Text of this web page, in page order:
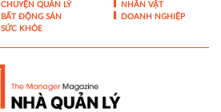
CHUYỆN QUẢN LÝ
NHÂN VẬT
BẤT ĐỘNG SẢN
DOANH NGHIỆP
SỨC KHỎE